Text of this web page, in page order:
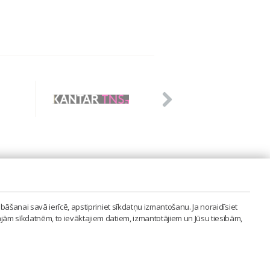
savā ierīcē, apstipriniet sīkdatņu izmantošanu. Ja noraidīsiet
sīkdatnēm, to ievāktajiem datiem, izmantotājiem un Jūsu tiesībām,